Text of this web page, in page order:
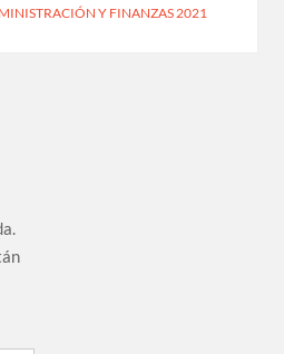
Y FINANZAS 2021